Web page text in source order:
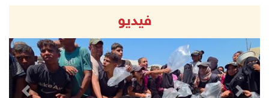
نادي الأسير: تجديد أمرَ منع زيارات الأسرى إجر ...
07/آب/2026 08:24 م
(محدث) مستعمرون يهاجمون قرية أبو نجيم ويصيبون ...
07/آب/2026 08:08 م
فيديو